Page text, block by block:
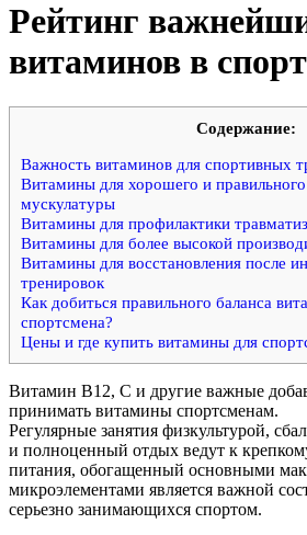
Рейтинг
витаминов в
Cодержание:
Важность витаминов для спортивных
Витамины для хорошего и
мускулатуры
Витамины для профилактики
Витамины для более высокой
Витамины для восстановления после
тренировок
Как добиться правильного баланса
спортсмена?
Цены и где купить витамины для
Витамин В12, С и другие важные
принимать витамины спортсменам.
Регулярные занятия физкультурой,
и полноценный отдых ведут к
питания, обогащенный основными
микроэлементами является важной
серьезно занимающихся спортом.